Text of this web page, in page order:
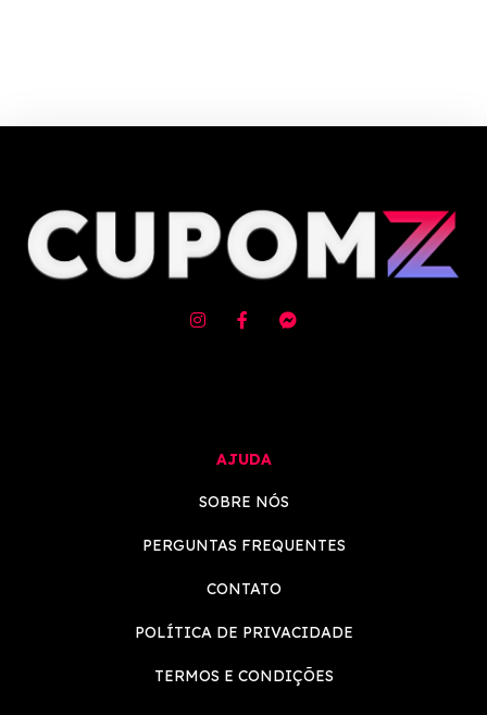
AJUDA
SOBRE NÓS
PERGUNTAS FREQUENTES
CONTATO
POLÍTICA DE PRIVACIDADE
TERMOS E CONDIÇÕES